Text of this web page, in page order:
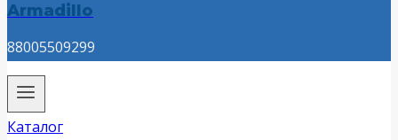
Armadillo
88005509299
Каталог